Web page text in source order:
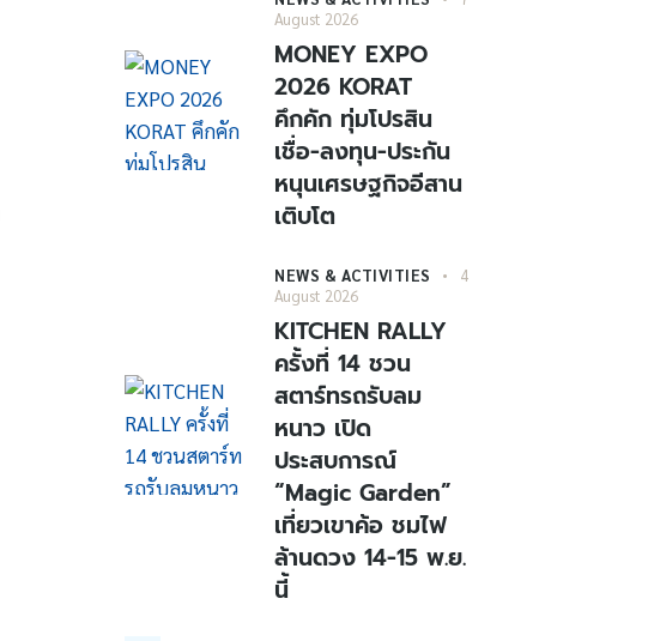
August 2026
MONEY EXPO
2026 KORAT
คึกคัก ทุ่มโปรสิน
เชื่อ-ลงทุน-ประกัน
หนุนเศรษฐกิจอีสาน
เติบโต
NEWS & ACTIVITIES
4
August 2026
KITCHEN RALLY
ครั้งที่ 14 ชวน
สตาร์ทรถรับลม
หนาว เปิด
ประสบการณ์
“Magic Garden”
เที่ยวเขาค้อ ชมไฟ
ล้านดวง 14-15 พ.ย.
นี้